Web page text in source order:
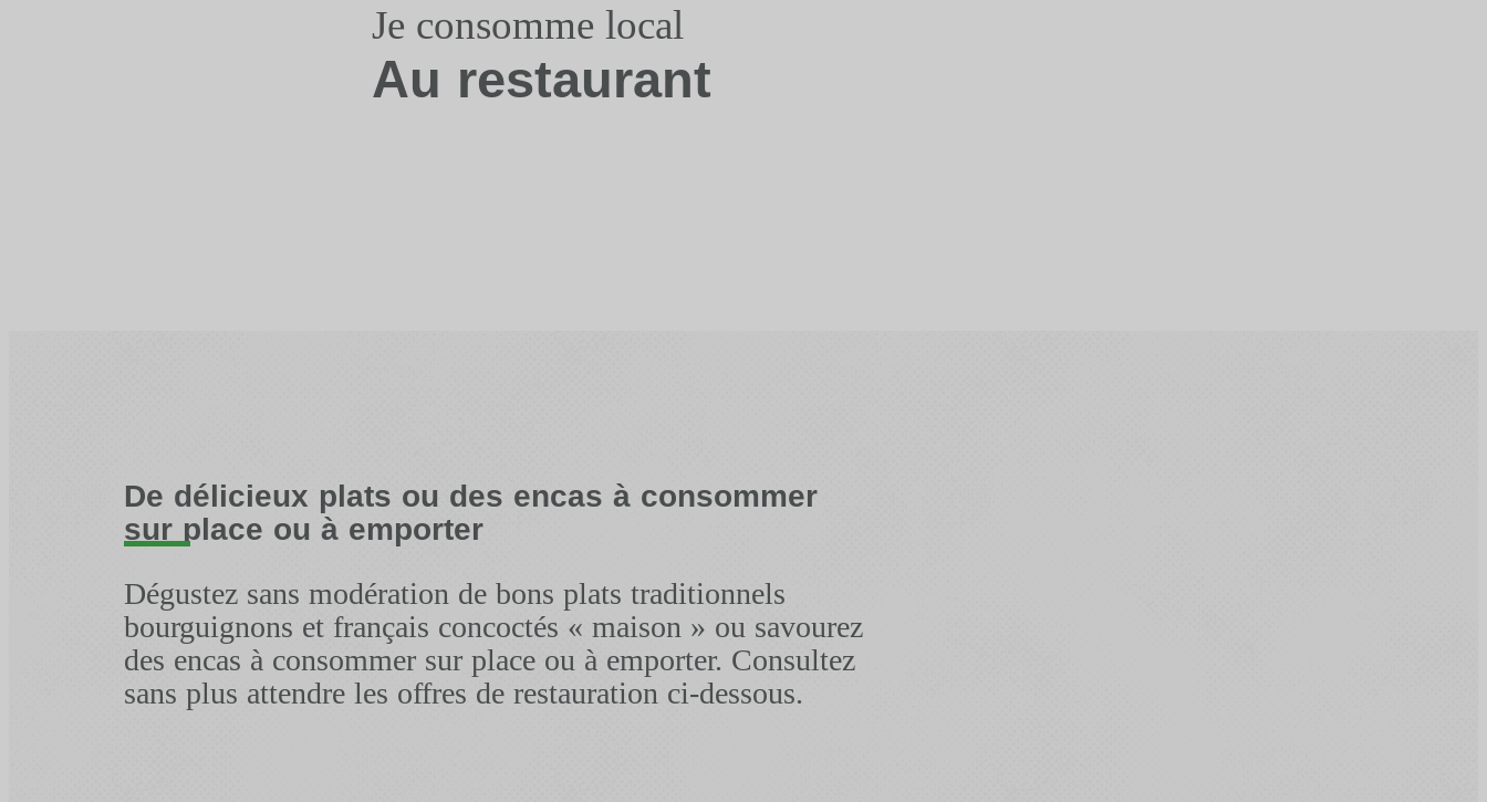
Je consomme local
Au restaurant
De délicieux plats ou des encas à consommer
sur place ou à emporter
Dégustez sans modération de bons plats traditionnels
bourguignons et français concoctés « maison » ou savourez
des encas à consommer sur place ou à emporter. Consultez
sans plus attendre les offres de restauration ci-dessous.